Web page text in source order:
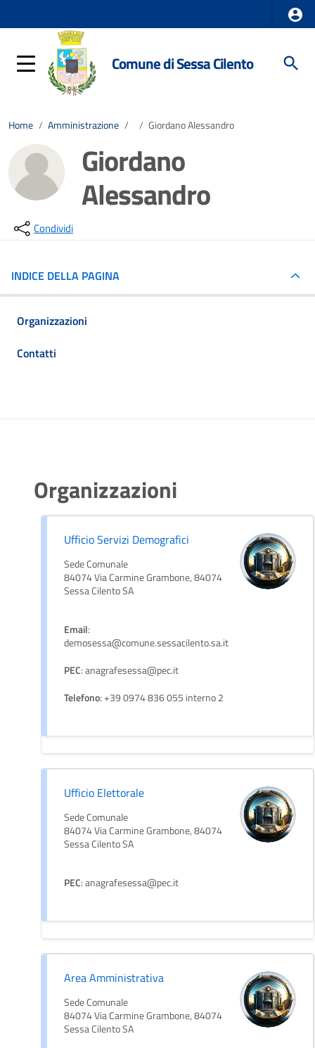
Comune di Sessa Cilento
Home / Amministrazione / / Giordano Alessandro
Giordano
Alessandro
Condividi
INDICE DELLA PAGINA
Organizzazioni
Contatti
Organizzazioni
Ufficio Servizi Demografici
Sede Comunale
84074 Via Carmine Grambone, 84074
Sessa Cilento SA
Email:
demosessa@comune.sessacilento.sa.it
PEC: anagrafesessa@pec.it
Telefono: +39 0974 836 055 interno 2
Ufficio Elettorale
Sede Comunale
84074 Via Carmine Grambone, 84074
Sessa Cilento SA
PEC: anagrafesessa@pec.it
Area Amministrativa
Sede Comunale
84074 Via Carmine Grambone, 84074
Sessa Cilento SA